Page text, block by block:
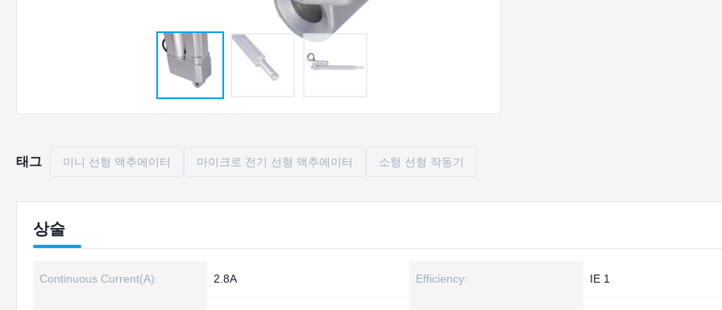
태그 미니 선형 액추에이터 마이크로 전기 선형 액추에이터 소형 선형 작동기
상술
Continuous Current(A): 2.8A Efficiency: IE 1